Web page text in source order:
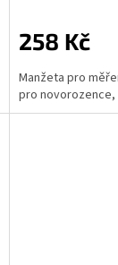
258 Kč
Manžeta pro
pro novorozence,